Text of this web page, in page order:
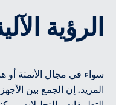
الرؤية
سواء في مجال الأتمتة أو
المزيد. إن الجمع بين